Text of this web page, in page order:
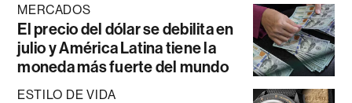
MERCADOS
El precio del dólar se debilita en
julio y América Latina tiene la
moneda más fuerte del mundo
ESTILO DE VIDA